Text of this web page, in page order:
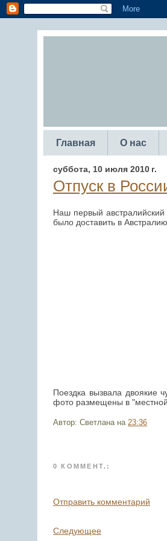
Главная О нас
суббота, 10 июля 2010 г.
Отпуск в
Наш первый
было доставить в
Поездка вызвала двоякие
фото размещены в
Автор: Светлана на 23:36
0 КОММЕНТ.:
Отправить комментарий
Следующее